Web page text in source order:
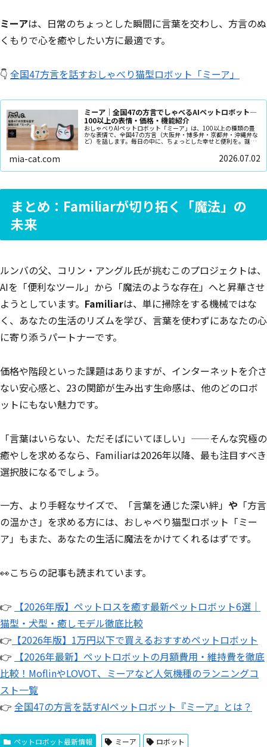
ミーアは、日常のちょっとした瞬間に言葉を交わし、方言のぬ
くもりで心を癒やしたい方に最適です。
👇 全国47方言を話すおしゃべり猫型ロボット「ミーア」
ミーア｜全国47の方言でしゃべるAIペットロボット—
100以上の表情・価格・機能紹介
おしゃべりAIペットロボット「ミーア」は、100以上の種類の豊
かな表情で、全国47の方言（大阪弁・博多弁・京都弁・沖縄弁な
ど）を話します。毎日の中に、ちょっとした幸せと便利を。誕生
mia-cat.com 2026.07.02
まとめ：Familiarが切り拓く「魔法」の
未来
ルンバの父、コリン・アングル氏が挑むこのプロジェクトは、
AIを「便利なツール」から「魔法のような存在」へと昇華させ
ようとしています。 Familiarは、単に掃除をする機械ではな
く、あなたの生活のリズムを学び、言葉を使わずにあなたの心
に寄り添うパートナーです。
価格や階段といった課題はありますが、インターネットを介さ
ない安心感と、23の関節が生み出す生命感は、他のどのロボ
ットにもない魅力です。
「言葉はいらない、ただそばにいてほしい」——そんな究極の
癒やしを求めるなら、Familiarは2026年以降、最も注目すべき
選択肢になるでしょう。
一方、より手軽なサイズで、「言葉を通じた深い絆」 や 「方言
の温かさ」を求める方には、おしゃべり猫型ロボット「ミー
ア」もまた、あなたの生活に魔法をかけてくれるはずです。
👀こちらの記事も読まれています。
👉
【2026年版】ペットロスを癒す最新ペットロボット6選｜
猫型・犬型・癒しモデル徹底比較
👉 【2026年版】1万円以下で買えるおすすめペットロボット
👉
【2026年最新】ペットロボットの月額費用・維持費を徹底
比較！MoflinやLOVOT、ミーアなど人気機種のランニングコ
スト一覧
👉 全国47の方言を話すAIペットロボット『ミーア』とは？
ペットロボット最新情報 ミーア ロボット